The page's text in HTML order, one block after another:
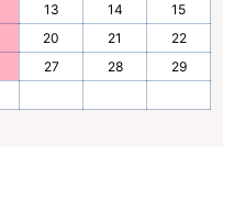
13 14
15
20 21
22
27 28
29